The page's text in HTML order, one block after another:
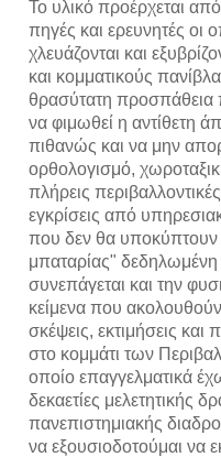
Το υλικό προέρχεται
πηγές και ερευνητές οι
χλευάζονται και
και κομματικούς
θρασύτατη προσπάθεια
να φιμωθεί η αντίθετη
πιθανώς και να μην
ορθολογισμό,
πλήρεις
εγκρίσεις από
που δεν θα υποκύπτουν
μπαταρίας"
συνεπάγεται και την
κείμενα που ακολουθούν
σκέψεις, εκτιμήσεις και
στο κομμάτι των
οποίο επαγγελματικά
δεκαετίες μελετητικής
πανεπιστημιακής
να εξουσιοδοτούμαι να